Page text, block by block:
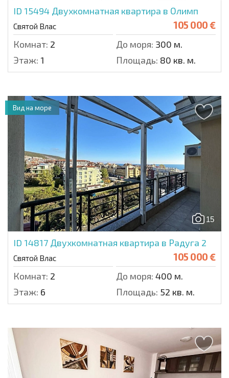
ID 15494 Двухкомнатная квартира в Олимп
Святой Влас 105 000 €
Комнат: 2 До моря: 300 м.
Этаж: 1 Площадь: 80 кв. м.
15
ID 14817 Двухкомнатная квартира в Радуга 2
Святой Влас 105 000 €
Комнат: 2 До моря: 400 м.
Этаж: 6 Площадь: 52 кв. м.
Вид на море